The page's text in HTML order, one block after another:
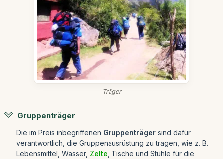
Träger
Gruppenträger
Die im Preis inbegriffenen Gruppenträger sind dafür
verantwortlich, die Gruppenausrüstung zu tragen, wie z. B.
Lebensmittel, Wasser, Zelte , Tische und Stühle für die